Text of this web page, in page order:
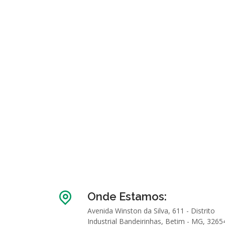
Onde Estamos:
Avenida Winston da Silva, 611 - Distrito
Industrial Bandeirinhas, Betim - MG,